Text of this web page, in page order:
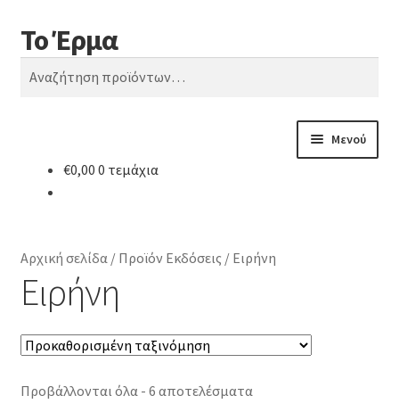
Απευθείας
μετάβαση
στην
Μετάβαση
σε
περιεχόμενο
Το Έρμα
Αναζήτηση
Αναζήτηση
Μενού
Κατηγορίες Βιβλίων
€0,00 0 τεμάχια
Αρχική σελίδα/ Προϊόν Εκδόσεις / Ειρήνη
Ειρήνη
Προβάλλονται όλα - 6 αποτελέσματα